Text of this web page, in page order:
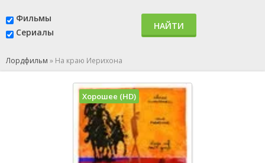
Фильмы
Сериалы
НАЙТИ
Лордфильм » На краю Иерихона
Хорошее (HD)